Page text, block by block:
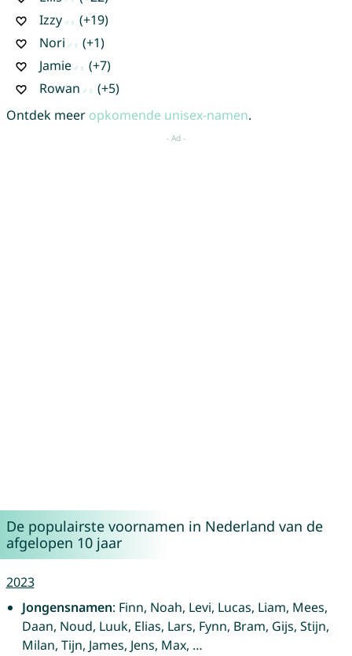
Izzy
(+19)
Nori
(+1)
Jamie
(+7)
Rowan
(+5)
Ontdek meer opkomende unisex-namen.
De populairste voornamen in Nederland van de
afgelopen 10 jaar
2023
Jongensnamen: Finn, Noah, Levi, Lucas, Liam, Mees,
Daan, Noud, Luuk, Elias, Lars, Fynn, Bram, Gijs, Stijn,
Milan, Tijn, James, Jens, Max, …